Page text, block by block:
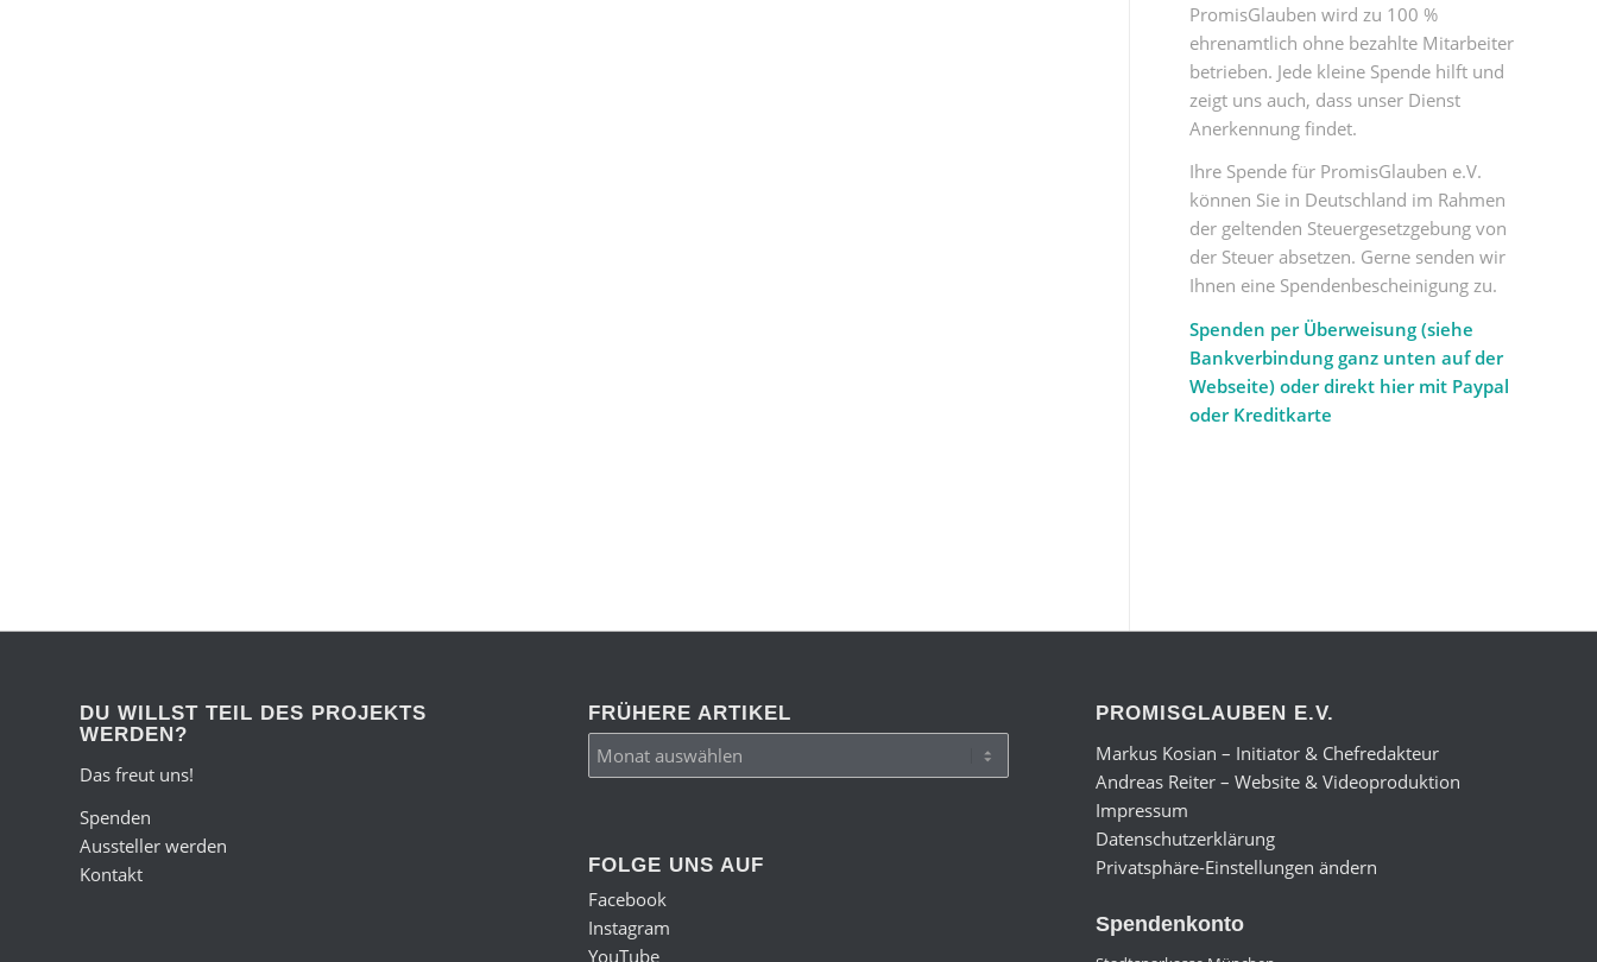
PromisGlauben wird zu 100 %
ehrenamtlich ohne bezahlte Mitarbeiter
betrieben. Jede kleine Spende hilft und
zeigt uns auch, dass unser Dienst
Anerkennung findet.
Ihre Spende für PromisGlauben e.V.
können Sie in Deutschland im Rahmen
der geltenden Steuergesetzgebung von
der Steuer absetzen. Gerne senden wir
Ihnen eine Spendenbescheinigung zu.
Spenden per Überweisung (siehe
Bankverbindung ganz unten auf der
Webseite) oder direkt hier mit Paypal
oder Kreditkarte
DU WILLST TEIL DES PROJEKTS
WERDEN?
Das freut uns!
Spenden
Aussteller werden
Kontakt
FRÜHERE ARTIKEL
FOLGE UNS AUF
Facebook
Instagram
YouTube
PROMISGLAUBEN E.V.
Markus Kosian – Initiator & Chefredakteur
Andreas Reiter – Website & Videoproduktion
Impressum
Datenschutzerklärung
Privatsphäre-Einstellungen ändern
Spendenkonto